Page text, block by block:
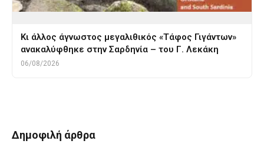
Κι άλλος άγνωστος μεγαλιθικός «Τάφος Γιγάντων»
ανακαλύφθηκε στην Σαρδηνία – του Γ. Λεκάκη
06/08/2026
Δημοφιλή άρθρα